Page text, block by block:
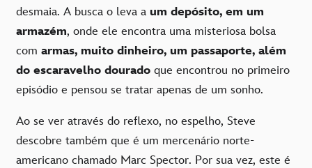
desmaia. A busca o leva a um depósito, em um
armazém, onde ele encontra uma misteriosa bolsa
com armas, muito dinheiro, um passaporte, além
do escaravelho dourado que encontrou no primeiro
episódio e pensou se tratar apenas de um sonho.
Ao se ver através do reflexo, no espelho, Steve
descobre também que é um mercenário norte-
americano chamado Marc Spector. Por sua vez, este é